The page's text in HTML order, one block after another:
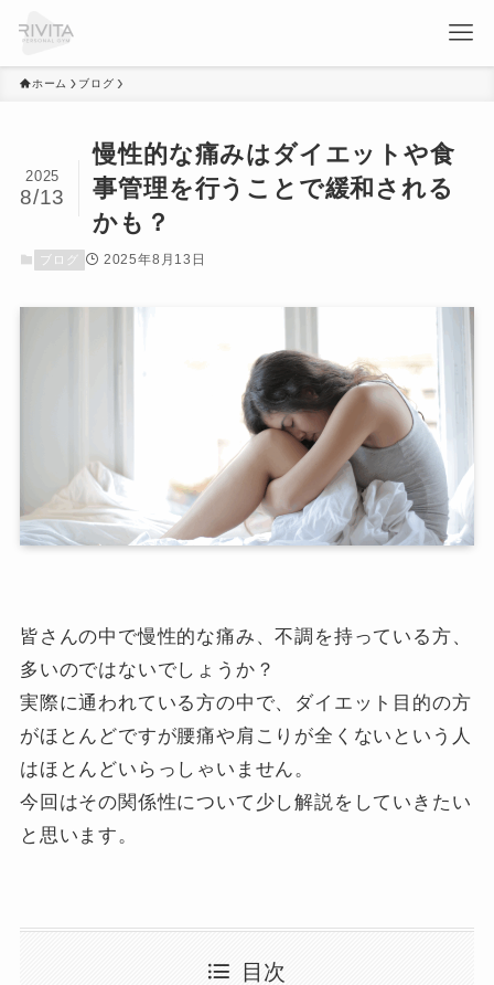
ホーム ブログ
慢性的な痛みはダイエットや食
事管理を行うことで緩和される
かも？
2025
8/13
ブログ 2025年8月13日
皆さんの中で慢性的な痛み、不調を持っている方、
多いのではないでしょうか？
実際に通われている方の中で、ダイエット目的の方
がほとんどですが腰痛や肩こりが全くないという人
はほとんどいらっしゃいません。
今回はその関係性について少し解説をしていきたい
と思います。
目次